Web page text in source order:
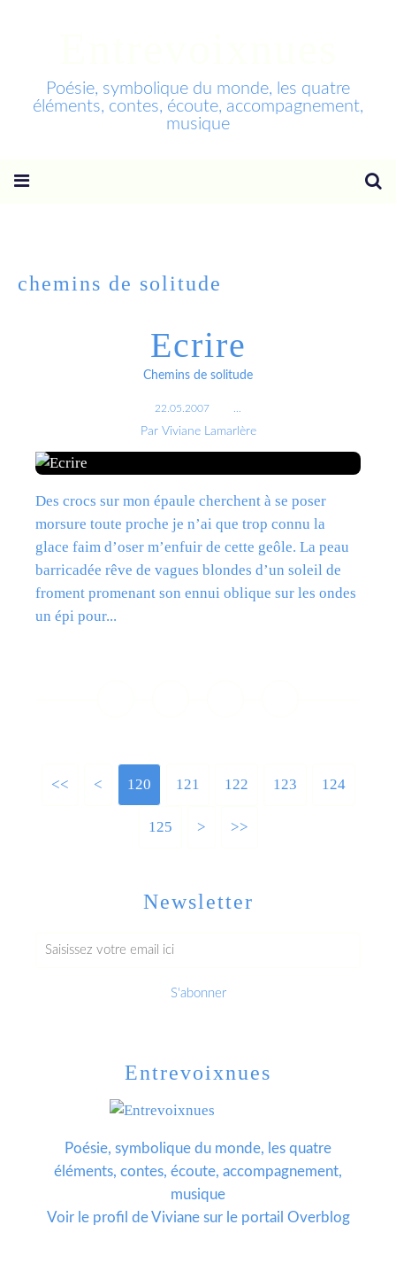
Poésie, symbolique du monde, les quatre
éléments, contes, écoute, accompagnement,
musique
chemins de solitude
Ecrire
Chemins de solitude
22.05.2007
Par Viviane Lamarlère
Des crocs sur mon épaule cherchent à se poser
morsure toute proche je n’ai que trop connu la
glace faim d’oser m’enfuir de cette geôle. La peau
barricadée rêve de vagues blondes d’un soleil de
froment promenant son ennui oblique sur les ondes
un épi pour...
<< < 100
110
120 121 122 123 124
125 > >>
Newsletter
Entrevoixnues
Poésie, symbolique du monde, les quatre
éléments, contes, écoute, accompagnement,
musique
Voir le profil deVivianesur le portail Overblog